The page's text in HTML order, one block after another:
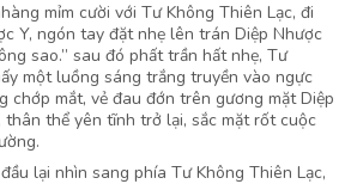
mỉm cười với Tư Không Thiên Lạc, đi
Y, ngón tay đặt nhẹ lên trán Diệp Nhược
sao.” sau đó phất trần hất nhẹ, Tư
một luồng sáng trắng truyền vào ngực
chớp mắt, vẻ đau đớn trên gương mặt Diệp
thể yên tĩnh trở lại, sắc mặt rốt cuộc
lại nhìn sang phía Tư Không Thiên Lạc,